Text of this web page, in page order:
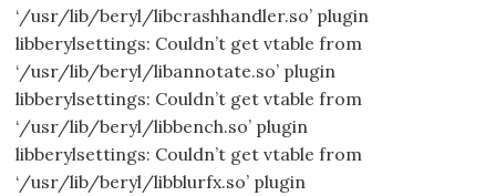
‘/usr/lib/beryl/libcrashhandler.so’ plugin
libberylsettings: Couldn’t get vtable from
‘/usr/lib/beryl/libannotate.so’ plugin
libberylsettings: Couldn’t get vtable from
‘/usr/lib/beryl/libbench.so’ plugin
libberylsettings: Couldn’t get vtable from
‘/usr/lib/beryl/libblurfx.so’ plugin